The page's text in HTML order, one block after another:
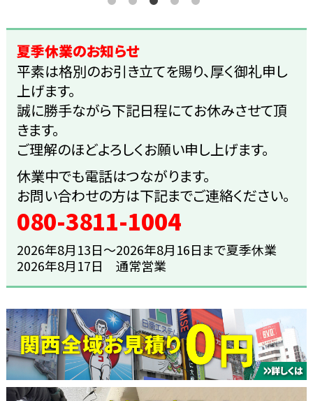
夏季休業のお知らせ
平素は格別のお引き立てを賜り、厚く御礼申し
上げます。
誠に勝手ながら下記日程にてお休みさせて頂
きます。
ご理解のほどよろしくお願い申し上げます。
休業中でも電話はつながります。
お問い合わせの方は下記までご連絡ください。
080-3811-1004
2026年8月13日～2026年8月16日まで夏季休業
2026年8月17日 通常営業